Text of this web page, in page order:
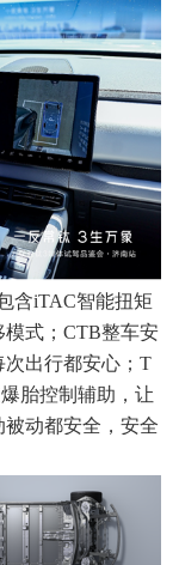
含iTAC智能扭矩
式；CTB整车安
出行都安心；T
胎控制辅助，让
动都安全，安全